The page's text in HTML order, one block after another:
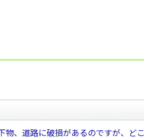
物、道路に破損があるのですが、ど